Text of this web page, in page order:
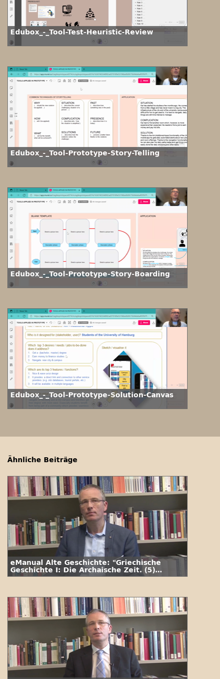
Edubox_-_Tool-Test-Heuristic-Review
Edubox_-_Tool-Prototype-Story-Telling
Edubox_-_Tool-Prototype-Story-Boarding
Edubox_-_Tool-Prototype-Solution-Canvas
Ähnliche Beiträge
eManual Alte Geschichte: "Griechische
Geschichte I: Die Archaische Zeit. (5)
Homer"